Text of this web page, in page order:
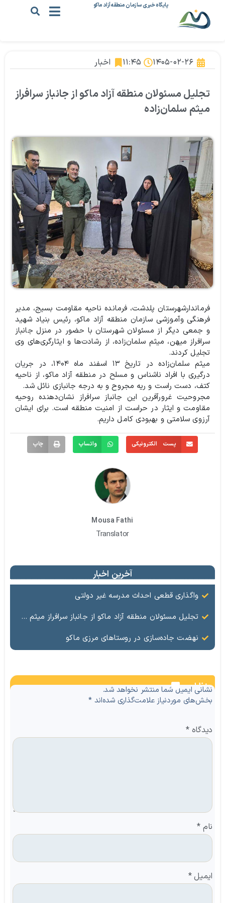
پایگاه خبری سازمان منطقه آزاد ماکو
۱۴۰۵-۰۲-۲۶ ۱۱:۴۵ اخبار
تجلیل مسئولان منطقه آزاد ماکو از جانباز سرافراز
میثم سلمان‌زاده
️فرماندارشهرستان پلدشت، فرمانده ناحیه مقاومت بسیج، مدیر
فرهنگی وآموزشی سازمان منطقه آزاد ماکو، رئیس بنیاد شهید
و جمعی دیگر از مسئولان شهرستان با حضور در منزل جانباز
سرافراز میهن، میثم سلمان‌زاده، از رشادت‌ها و ایثارگری‌های وی
تجلیل کردند.
️میثم سلمان‌زاده در تاریخ ۱۳ اسفند ماه ۱۴۰۴، در جریان
درگیری با افراد ناشناس و مسلح در منطقه آزاد ماکو، از ناحیه
کتف، دست راست و ریه مجروح و به درجه جانبازی نائل شد.
️مجروحیت غرورآفرین این جانباز سرافراز نشان‌دهنده روحیه
مقاومت و ایثار در حراست از امنیت منطقه است. برای ایشان
آرزوی سلامتی و بهبودی کامل داریم.
پست الکترونیکی واتساپ چاپ
Mousa Fathi
Translator
آخرین اخبار
واگذاری قطعی احداث مدرسه غیر دولتی
تجلیل مسئولان منطقه آزاد ماکو از جانباز سرافراز میثم سلمان‌زاده
نهضت جاده‌سازی در روستاهای مرزی ماکو
نظرات
نشانی ایمیل شما منتشر نخواهد شد.
بخش‌های موردنیاز علامت‌گذاری شده‌اند*
دیدگاه*
نام *
ایمیل*